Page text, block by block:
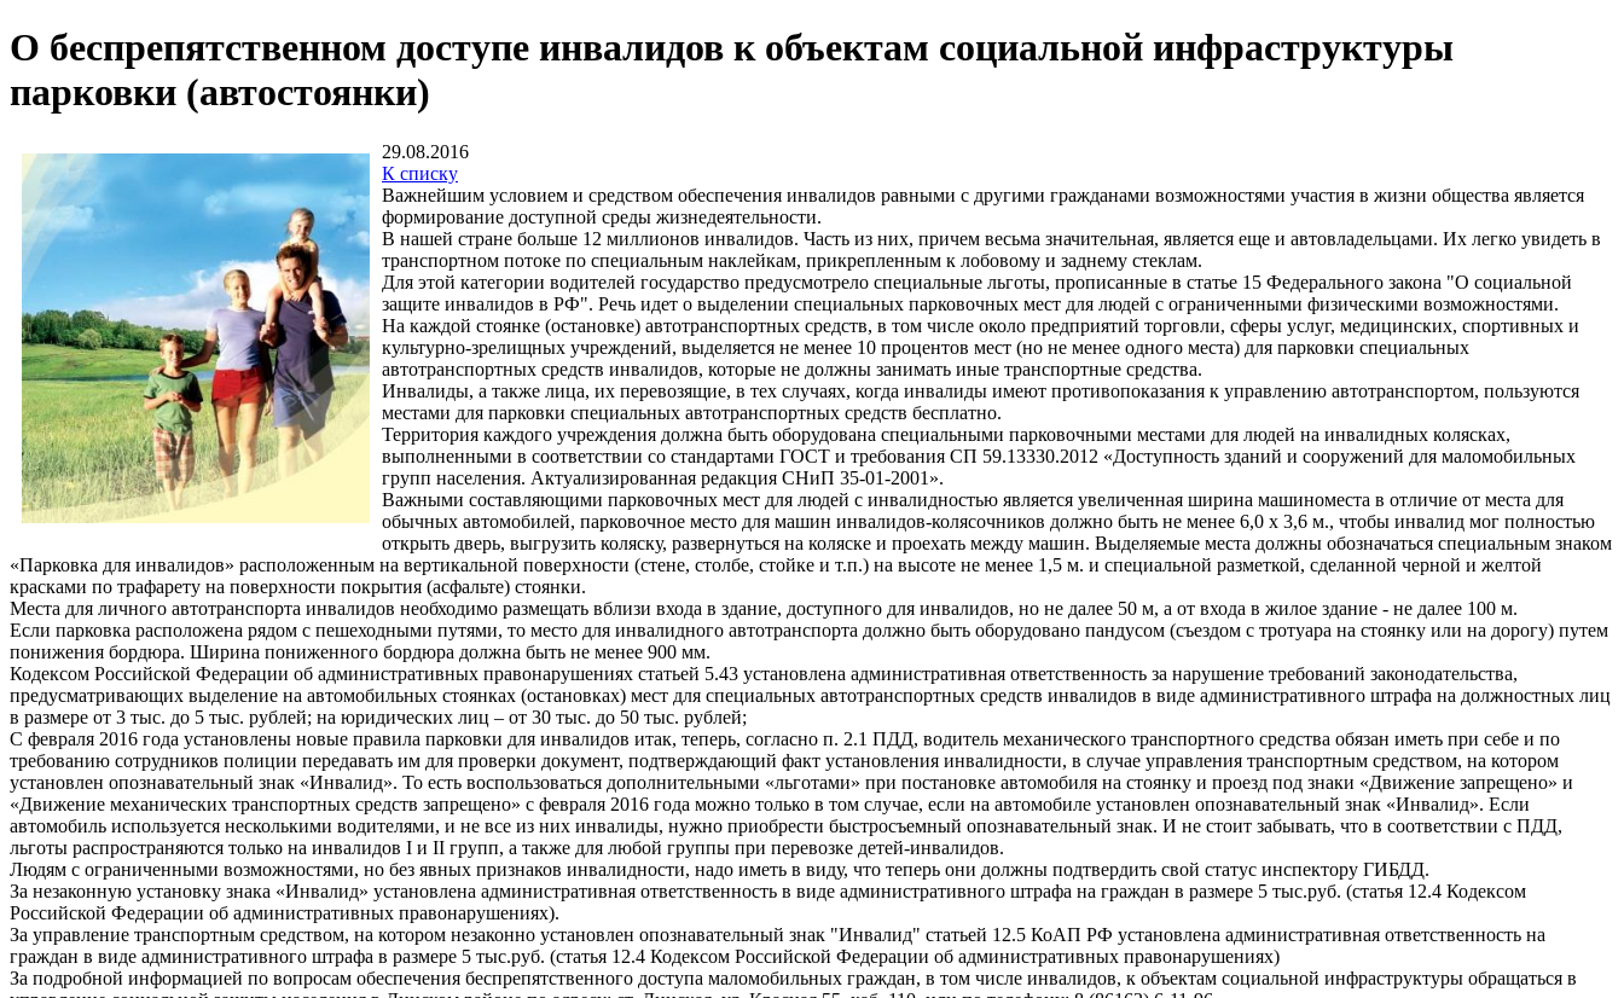
О беспрепятственном доступе инвалидов к объектам социальной инфраструктуры
парковки (автостоянки)
29.08.2016
К списку
Важнейшим условием и средством обеспечения инвалидов равными с другими гражданами возможностями участия в жизни общества является
формирование доступной среды жизнедеятельности.
В нашей стране больше 12 миллионов инвалидов. Часть из них, причем весьма значительная, является еще и автовладельцами. Их легко увидеть в
транспортном потоке по специальным наклейкам, прикрепленным к лобовому и заднему стеклам.
Для этой категории водителей государство предусмотрело специальные льготы, прописанные в статье 15 Федерального закона "О социальной
защите инвалидов в РФ". Речь идет о выделении специальных парковочных мест для людей с ограниченными физическими возможностями.
На каждой стоянке (остановке) автотранспортных средств, в том числе около предприятий торговли, сферы услуг, медицинских, спортивных и
культурно-зрелищных учреждений, выделяется не менее 10 процентов мест (но не менее одного места) для парковки специальных
автотранспортных средств инвалидов, которые не должны занимать иные транспортные средства.
Инвалиды, а также лица, их перевозящие, в тех случаях, когда инвалиды имеют противопоказания к управлению автотранспортом, пользуются
местами для парковки специальных автотранспортных средств бесплатно.
Территория каждого учреждения должна быть оборудована специальными парковочными местами для людей на инвалидных колясках,
выполненными в соответствии со стандартами ГОСТ и требования СП 59.13330.2012 «Доступность зданий и сооружений для маломобильных
групп населения. Актуализированная редакция СНиП 35-01-2001».
Важными составляющими парковочных мест для людей с инвалидностью является увеличенная ширина машиноместа в отличие от места для
обычных автомобилей, парковочное место для машин инвалидов-колясочников должно быть не менее 6,0 x 3,6 м., чтобы инвалид мог полностью
открыть дверь, выгрузить коляску, развернуться на коляске и проехать между машин. Выделяемые места должны обозначаться специальным знаком
«Парковка для инвалидов» расположенным на вертикальной поверхности (стене, столбе, стойке и т.п.) на высоте не менее 1,5 м. и специальной разметкой, сделанной черной и желтой
красками по трафарету на поверхности покрытия (асфальте) стоянки.
Места для личного автотранспорта инвалидов необходимо размещать вблизи входа в здание, доступного для инвалидов, но не далее 50 м, а от входа в жилое здание - не далее 100 м.
Если парковка расположена рядом с пешеходными путями, то место для инвалидного автотранспорта должно быть оборудовано пандусом (съездом с тротуара на стоянку или на дорогу) путем
понижения бордюра. Ширина пониженного бордюра должна быть не менее 900 мм.
Кодексом Российской Федерации об административных правонарушениях статьей 5.43 установлена административная ответственность за нарушение требований законодательства,
предусматривающих выделение на автомобильных стоянках (остановках) мест для специальных автотранспортных средств инвалидов в виде административного штрафа на должностных лиц
в размере от 3 тыс. до 5 тыс. рублей; на юридических лиц – от 30 тыс. до 50 тыс. рублей;
С февраля 2016 года установлены новые правила парковки для инвалидов итак, теперь, согласно п. 2.1 ПДД, водитель механического транспортного средства обязан иметь при себе и по
требованию сотрудников полиции передавать им для проверки документ, подтверждающий факт установления инвалидности, в случае управления транспортным средством, на котором
установлен опознавательный знак «Инвалид». То есть воспользоваться дополнительными «льготами» при постановке автомобиля на стоянку и проезд под знаки «Движение запрещено» и
«Движение механических транспортных средств запрещено» с февраля 2016 года можно только в том случае, если на автомобиле установлен опознавательный знак «Инвалид». Если
автомобиль используется несколькими водителями, и не все из них инвалиды, нужно приобрести быстросъемный опознавательный знак. И не стоит забывать, что в соответствии с ПДД,
льготы распространяются только на инвалидов I и II групп, а также для любой группы при перевозке детей-инвалидов.
Людям с ограниченными возможностями, но без явных признаков инвалидности, надо иметь в виду, что теперь они должны подтвердить свой статус инспектору ГИБДД.
За незаконную установку знака «Инвалид» установлена административная ответственность в виде административного штрафа на граждан в размере 5 тыс.руб. (статья 12.4 Кодексом
Российской Федерации об административных правонарушениях).
За управление транспортным средством, на котором незаконно установлен опознавательный знак "Инвалид" статьей 12.5 КоАП РФ установлена административная ответственность на
граждан в виде административного штрафа в размере 5 тыс.руб. (статья 12.4 Кодексом Российской Федерации об административных правонарушениях)
За подробной информацией по вопросам обеспечения беспрепятственного доступа маломобильных граждан, в том числе инвалидов, к объектам социальной инфраструктуры обращаться в